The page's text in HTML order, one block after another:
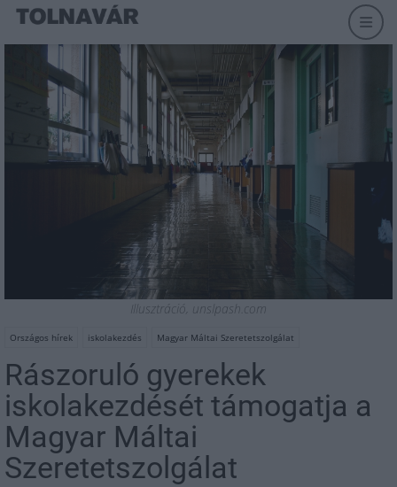
Illusztráció, unslpash.com
Országos hírek iskolakezdés Magyar Máltai Szeretetszolgálat
Rászoruló gyerekek
iskolakezdését támogatja a
Magyar Máltai
Szeretetszolgálat